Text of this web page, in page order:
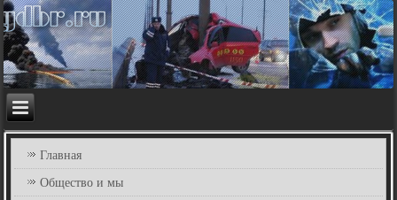
Главная
Общество и мы